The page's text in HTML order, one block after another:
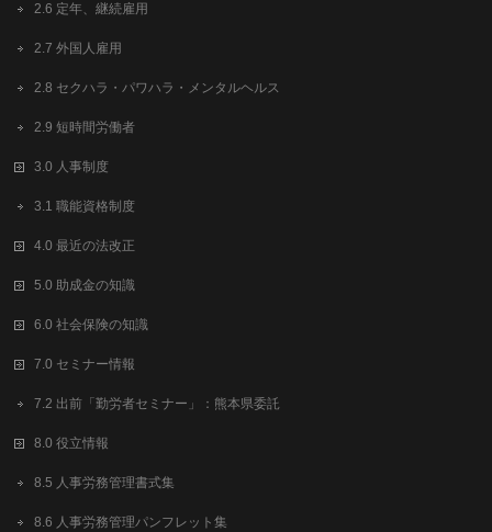
2.6 定年、継続雇用
2.7 外国人雇用
2.8 セクハラ・パワハラ・メンタルヘルス
2.9 短時間労働者
3.0 人事制度
3.1 職能資格制度
4.0 最近の法改正
5.0 助成金の知識
6.0 社会保険の知識
7.0 セミナー情報
7.2 出前「勤労者セミナー」：熊本県委託
8.0 役立情報
8.5 人事労務管理書式集
8.6 人事労務管理パンフレット集